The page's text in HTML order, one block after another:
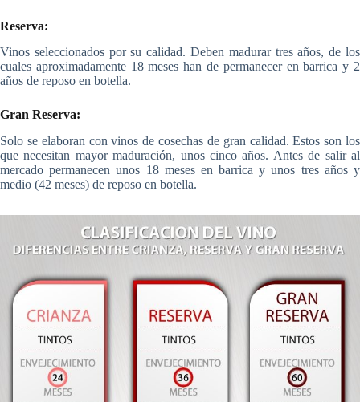
Reserva:
Vinos seleccionados por su calidad. Deben madurar tres años, de los
cuales aproximadamente 18 meses han de permanecer en barrica y 2
años de reposo en botella.
Gran Reserva:
Solo se elaboran con vinos de cosechas de gran calidad. Estos son los
que necesitan mayor maduración, unos cinco años. Antes de salir al
mercado permanecen unos 18 meses en barrica y unos tres años y
medio (42 meses) de reposo en botella.